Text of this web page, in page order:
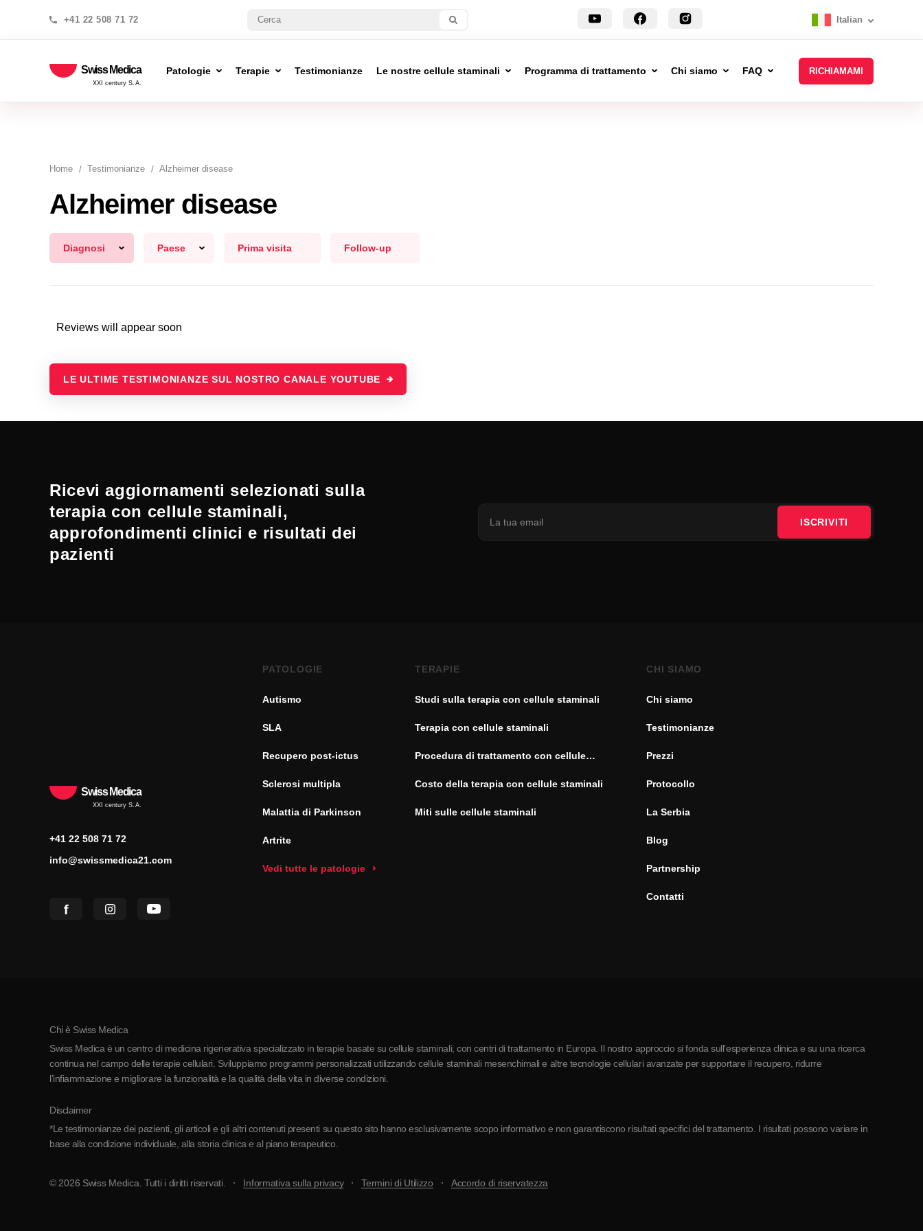
+41 22 508 71 72 Italian
Swiss Medica
XXI century S.A.
Patologie Terapie Testimonianze Le nostre cellule staminali Programma di trattamento Chi siamo FAQ RICHIAMAMI
Home Testimonianze Alzheimer disease
Alzheimer disease
Diagnosi Paese Prima visita Follow-up
Reviews will appear soon
LE ULTIME TESTIMONIANZE SUL NOSTRO CANALE YOUTUBE
Ricevi aggiornamenti selezionati sulla
terapia con cellule staminali,
approfondimenti clinici e risultati dei
pazienti
ISCRIVITI
Swiss Medica
XXI century S.A.
+41 22 508 71 72
info@swissmedica21.com
PATOLOGIE
Autismo
SLA
Recupero post-ictus
Sclerosi multipla
Malattia di Parkinson
Artrite
Vedi tutte le patologie
TERAPIE
Studi sulla terapia con cellule staminali
Terapia con cellule staminali
Procedura di trattamento con cellule
Costo della terapia con cellule staminali
Miti sulle cellule staminali
CHI SIAMO
Chi siamo
Testimonianze
Prezzi
Protocollo
La Serbia
Blog
Partnership
Contatti
Chi è Swiss Medica
Swiss Medica è un centro di medicina rigenerativa specializzato in terapie basate su cellule staminali, con centri di trattamento in Europa. Il nostro approccio si fonda sull’esperienza clinica e su una ricerca
continua nel campo delle terapie cellulari. Sviluppiamo programmi personalizzati utilizzando cellule staminali mesenchimali e altre tecnologie cellulari avanzate per supportare il recupero, ridurre
l’infiammazione e migliorare la funzionalità e la qualità della vita in diverse condizioni.
Disclaimer
*Le testimonianze dei pazienti, gli articoli e gli altri contenuti presenti su questo sito hanno esclusivamente scopo informativo e non garantiscono risultati specifici del trattamento. I risultati possono variare in
base alla condizione individuale, alla storia clinica e al piano terapeutico.
© 2026 Swiss Medica. Tutti i diritti riservati. Informativa sulla privacy Termini di Utilizzo Accordo di riservatezza